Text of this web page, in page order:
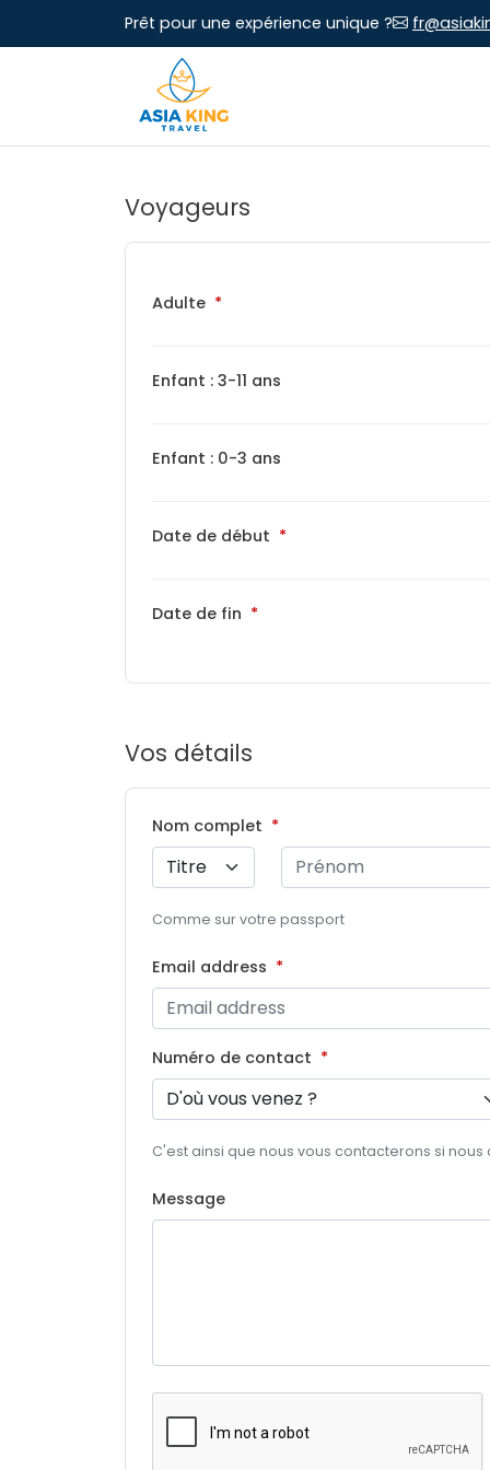
Prêt pour une expérience unique ?
Voyageurs
Adulte
Enfant : 3-11 ans
Enfant : 0-3 ans
Date de début
Date de fin
Vos détails
Nom complet
Comme sur votre passport
Email address
Numéro de contact
C'est ainsi que nous vous contacterons si
Message